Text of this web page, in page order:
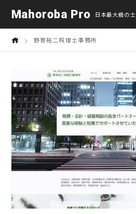
Mahoroba Pro 日本最大級の
野嵜裕二税理士事務所